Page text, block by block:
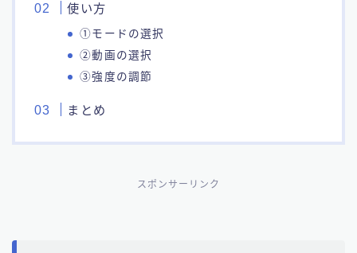
使い方
①モードの選択
②動画の選択
③強度の調節
まとめ
スポンサーリンク